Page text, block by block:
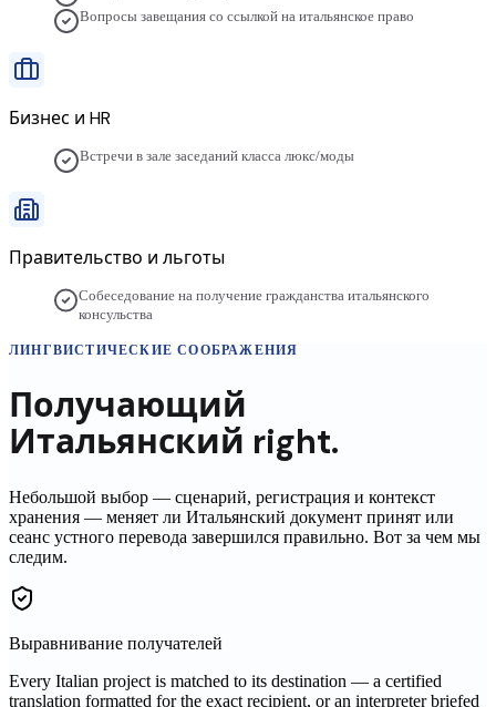
Вопросы завещания со ссылкой на итальянское право
Бизнес и HR
Встречи в зале заседаний класса люкс/моды
Правительство и льготы
Собеседование на получение гражданства итальянского
консульства
ЛИНГВИСТИЧЕСКИЕ СООБРАЖЕНИЯ
Получающий
Итальянский right.
Небольшой выбор — сценарий, регистрация и контекст
хранения — меняет ли Итальянский документ принят или
сеанс устного перевода завершился правильно. Вот за чем мы
следим.
Выравнивание получателей
Every Italian project is matched to its destination — a certified
translation formatted for the exact recipient, or an interpreter briefed